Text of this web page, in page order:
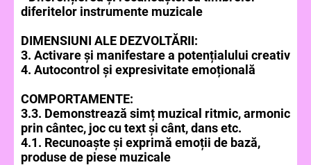
diferitelor instrumente muzicale
DIMENSIUNI ALE DEZVOLTĂRII:
3. Activare și manifestare a potențialului creativ
4. Autocontrol și expresivitate emoțională
COMPORTAMENTE:
3.3. Demonstrează simț muzical ritmic, armonic
prin cântec, joc cu text și cânt, dans etc.
4.1. Recunoaște și exprimă emoții de bază,
produse de piese muzicale